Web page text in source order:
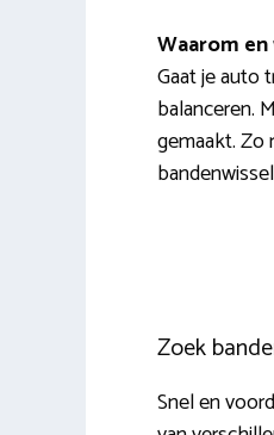
Waarom
Gaat je auto
balanceren.
gemaakt. Zo
Zoek
Snel en